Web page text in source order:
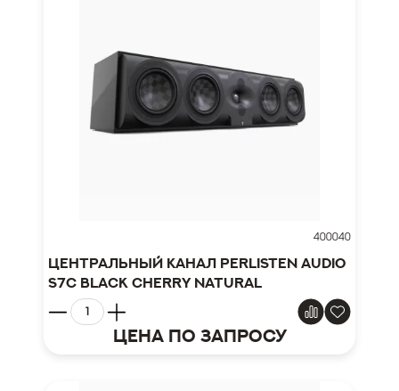
400040
Центральный канал Perlisten Audio
S7c Black Cherry Natural
Цена по запросу